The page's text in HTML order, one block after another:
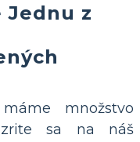
Jednu z
množstvo
sa na náš